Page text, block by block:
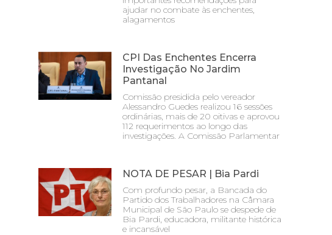
ajudar no combate às enchentes,
alagamentos
CPI Das Enchentes Encerra
Investigação No Jardim
Pantanal
Comissão presidida pelo vereador
Alessandro Guedes realizou 16 sessões
ordinárias, mais de 20 oitivas e aprovou
112 requerimentos ao longo das
investigações. A Comissão Parlamentar
NOTA DE PESAR | Bia Pardi
Com profundo pesar, a Bancada do
Partido dos Trabalhadores na Câmara
Municipal de São Paulo se despede de
Bia Pardi, educadora, militante histórica
e incansável